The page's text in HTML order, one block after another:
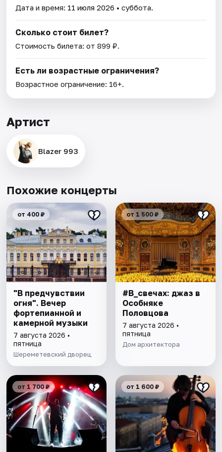
Дата и время: 11 июля 2026 • суббота.
Сколько стоит билет?
Стоимость билета: от 899 ₽.
Есть ли возрастные ограничения?
Возрастное ограничение: 16+.
Артист
Blazer 993
Похожие концерты
от 400 ₽
"В предчувствии
огня". Вечер
фортепианной и
камерной музыки
7 августа 2026 •
пятница
Шереметевский дворец
от 1 500 ₽
#В_свечах: джаз в
Особняке
Половцова
7 августа 2026 •
пятница
Дом архитектора
от 1 700 ₽ от 1 600 ₽